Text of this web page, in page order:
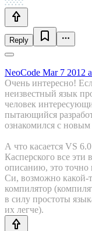
Reply
NeoCode Mar 7 2012
Очень интересно!
неизвестный язык
человек
пытающийся
ознакомился с новым
А что касается VS
Касперского все эти
описанию, это
Си, возможно
компилятор
в силу простоты
их легче).